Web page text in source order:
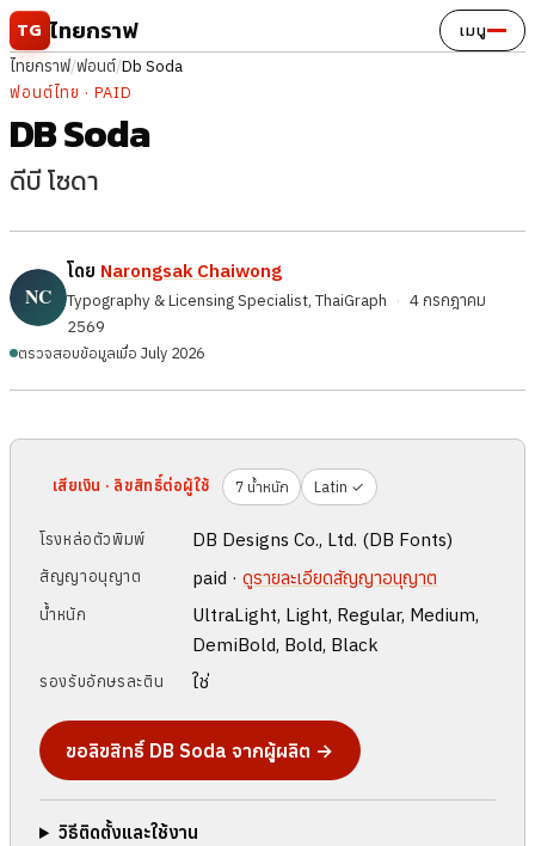
ข้ามไปยังเนื้อหา
TG ไทยกราฟ เมนู
ไทยกราฟ/ฟอนต์/Db Soda
ฟอนต์ไทย · PAID
DB Soda
ดีบี โซดา
โดย Narongsak Chaiwong
Typography & Licensing Specialist, ThaiGraph · 4 กรกฎาคม
2569
ตรวจสอบข้อมูลเมื่อ July 2026
เสียเงิน · ลิขสิทธิ์ต่อผู้ใช้ 7 น้ำหนัก Latin ✓
โรงหล่อตัวพิมพ์ DB Designs Co., Ltd. (DB Fonts)
สัญญาอนุญาต paid ·ดูรายละเอียดสัญญาอนุญาต
น้ำหนัก
UltraLight, Light, Regular, Medium,
DemiBold, Bold, Black
รองรับอักษรละติน ใช่
ขอลิขสิทธิ์ DB Soda จากผู้ผลิต →
วิธีติดตั้งและใช้งาน